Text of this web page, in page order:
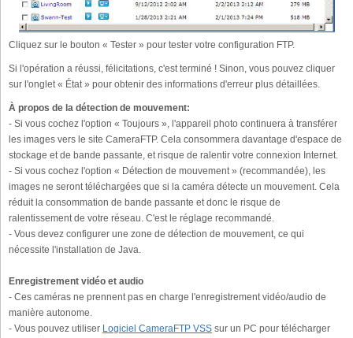
Cliquez sur le bouton « Tester » pour tester votre configuration FTP.
Si l'opération a réussi, félicitations, c'est terminé ! Sinon, vous pouvez cliquer
sur l'onglet « État » pour obtenir des informations d'erreur plus détaillées.
À propos de la détection de mouvement:
- Si vous cochez l'option « Toujours », l'appareil photo continuera à transférer
les images vers le site CameraFTP. Cela consommera davantage d'espace de
stockage et de bande passante, et risque de ralentir votre connexion Internet.
- Si vous cochez l'option « Détection de mouvement » (recommandée), les
images ne seront téléchargées que si la caméra détecte un mouvement. Cela
réduit la consommation de bande passante et donc le risque de
ralentissement de votre réseau. C'est le réglage recommandé.
- Vous devez configurer une zone de détection de mouvement, ce qui
nécessite l'installation de Java.
Enregistrement vidéo et audio
- Ces caméras ne prennent pas en charge l'enregistrement vidéo/audio de
manière autonome.
- Vous pouvez utiliser Logiciel CameraFTP VSS sur un PC pour télécharger